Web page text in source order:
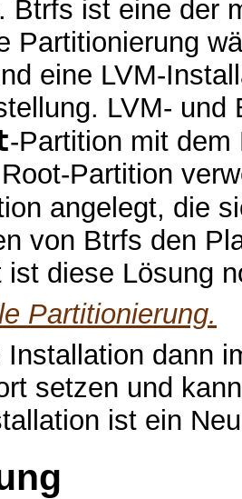
Btrfs ist eine der
Partitionierung
eine LVM-
LVM-
-Partition mit
Partition
angelegt, die
von Btrfs den
ist diese Lösung
Partitionierung.
Installation dann
setzen und
ist ein